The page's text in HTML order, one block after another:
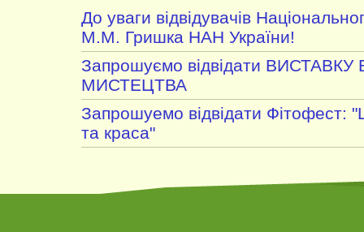
До уваги відвідувачів
М.М. Гришка НАН України!
Запрошуємо відвідати
МИСТЕЦТВА
Запрошуемо відвідати Фітофест:
та краса"